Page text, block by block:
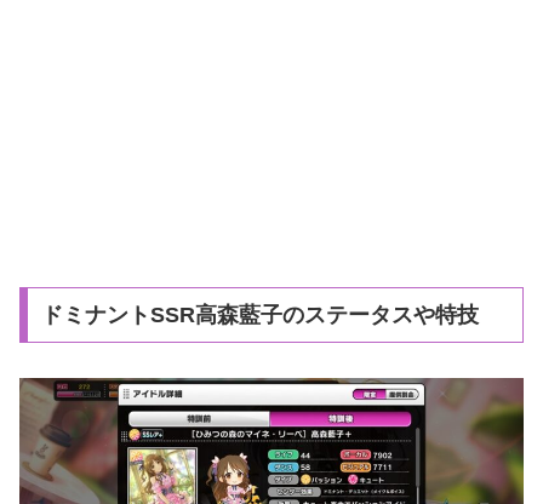
ドミナントSSR高森藍子のステータスや特技